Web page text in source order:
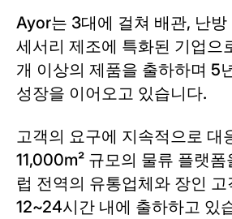
Ayor는 3대에 걸쳐 배관, 난방
세서리 제조에 특화된 기업으
개 이상의 제품을 출하하며 5
성장을 이어오고 있습니다.
고객의 요구에 지속적으로 대
11,000m² 규모의 물류 플랫
럽 전역의 유통업체와 장인
12~24시간 내에 출하하고 있